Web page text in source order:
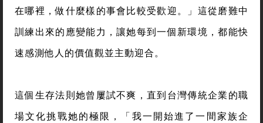
在哪裡，做什麼樣的事會比較受歡迎。」這從磨難中
訓練出來的應變能力，讓她每到一個新環境，都能快
速感測他人的價值觀並主動迎合。
這個生存法則她曾屢試不爽，直到台灣傳統企業的職
場文化挑戰她的極限，「我一開始進了一間家族企